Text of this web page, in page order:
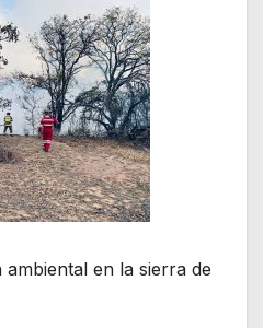
en la sierra de